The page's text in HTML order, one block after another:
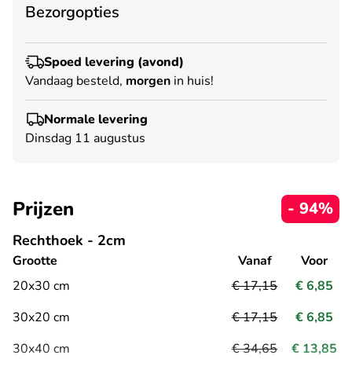
Bezorgopties
Spoed levering (avond)
Vandaag besteld, morgen in huis!
Normale levering
Dinsdag 11 augustus
Prijzen - 94%
Rechthoek - 2cm
Grootte
20x30 cm
30x20 cm
30x40 cm
Vanaf
€ 17,15
€ 17,15
€ 34,65
Voor
€ 6,85
€ 6,85
€ 13,85